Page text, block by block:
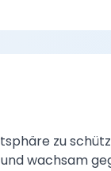
zu
wachsam